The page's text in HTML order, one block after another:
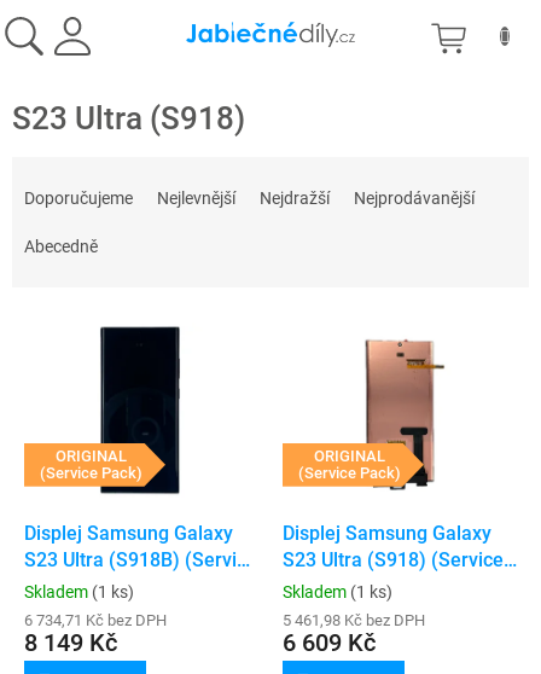
na
obsah
S23 Ultra (S918)
Doporučujeme Nejlevnější Nejdražší Nejprodávanější
Abecedně
ORIGINAL
(Service Pack)
Displej Samsung Galaxy
S23 Ultra (S918B) (Service
Pack) (Black)
Skladem (1 ks)
6 734,71 Kč bez DPH
8 149 Kč
ORIGINAL
(Service Pack)
Displej Samsung Galaxy
S23 Ultra (S918) (Service
Pack) (bez rámečku)
Skladem (1 ks)
5 461,98 Kč bez DPH
6 609 Kč